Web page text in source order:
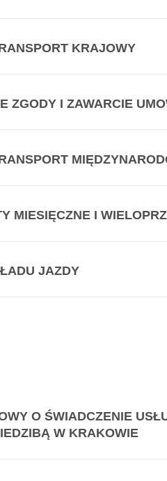
KRAJOWY
ZGODY I ZAWARCIE
MIESIĘCZNE I
JAZDY
O ŚWIADCZENIE
W KRAKOWIE